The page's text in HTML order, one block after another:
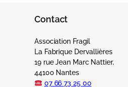
Contact
Association Fragil
La Fabrique Dervallières
19 rue Jean Marc Nattier,
44100 Nantes
07 66 73 25 00